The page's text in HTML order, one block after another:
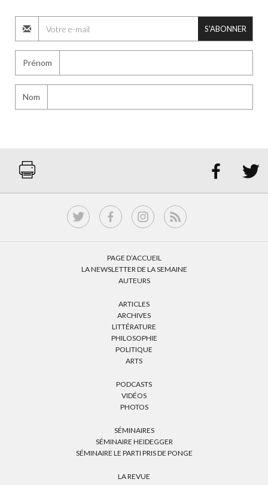
S'ABONNER
Prénom
Nom
 
PAGE D’ACCUEIL
LA NEWSLETTER DE LA SEMAINE
AUTEURS
ARTICLES
ARCHIVES
LITTÉRATURE
PHILOSOPHIE
POLITIQUE
ARTS
PODCASTS
VIDÉOS
PHOTOS
SÉMINAIRES
SÉMINAIRE HEIDEGGER
SÉMINAIRE LE PARTI PRIS DE PONGE
LA REVUE